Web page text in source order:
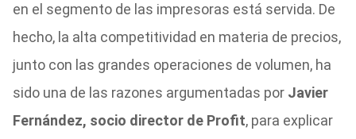
en el segmento de las impresoras está servida. De
hecho, la alta competitividad en materia de precios,
junto con las grandes operaciones de volumen, ha
sido una de las razones argumentadas por Javier
Fernández, socio director de Profit, para explicar